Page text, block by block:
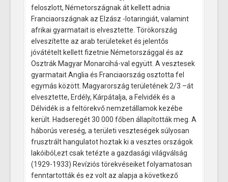
feloszlott, Németországnak át kellett adnia
Franciaországnak az Elzász -lotaringiát, valamint
afrikai gyarmatait is elvesztette. Törökország
elveszítette az arab területeket és jelentős
jóvátételt kellett fizetnie Németországgal és az
Osztrák Magyar Monarcihá-val együtt. A vesztesek
gyarmatait Anglia és Franciaország osztotta fel
egymás között. Magyarország területének 2/3 –át
elvesztette, Erdély, Kárpátalja, a Felvidék és a
Délvidék is a feltörekvő nemzetállamok kezébe
került. Hadseregét 30 000 főben állapították meg. A
háborús vereség, a területi veszteségek súlyosan
frusztrált hangulatot hoztak ki a vesztes országok
lakóiból,ezt csak tetézte a gazdasági világválság
(1929-1933) Revíziós törekvéseiket folyamatosan
fenntartották és ez volt az alapja a következő